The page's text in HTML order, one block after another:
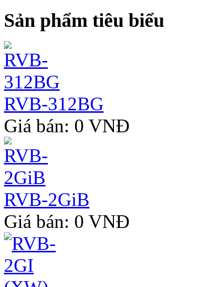
Sản phẩm tiêu biểu
RVB-312BG
Giá bán: 0 VNĐ
RVB-2GiB
Giá bán: 0 VNĐ